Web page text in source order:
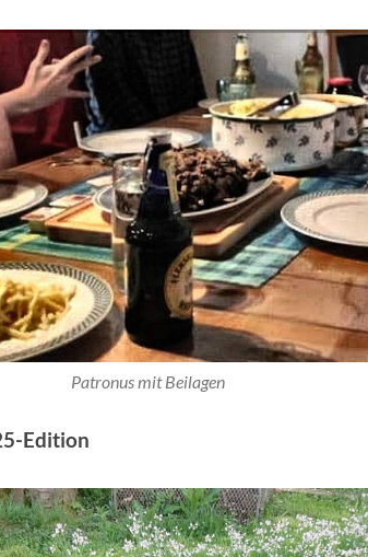
Patronus mit Beilagen
Edition